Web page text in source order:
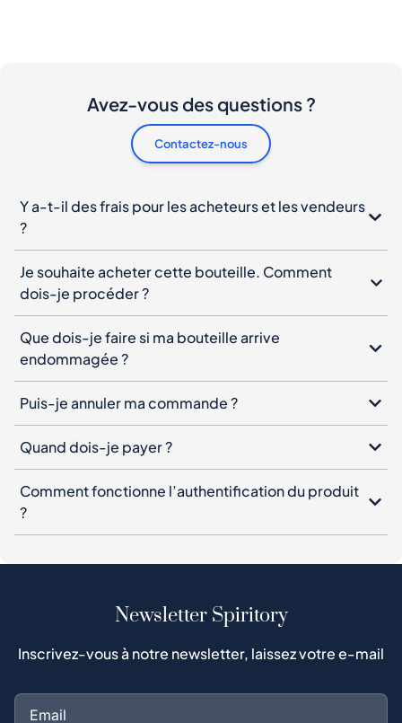
Avez-vous des questions ?
Contactez-nous
Y a-t-il des frais pour les acheteurs et les vendeurs
?
Je souhaite acheter cette bouteille. Comment
dois-je procéder ?
Que dois-je faire si ma bouteille arrive
endommagée ?
Puis-je annuler ma commande ?
Quand dois-je payer ?
Comment fonctionne l’authentification du produit
?
Newsletter Spiritory
Inscrivez-vous à notre newsletter, laissez votre e-mail